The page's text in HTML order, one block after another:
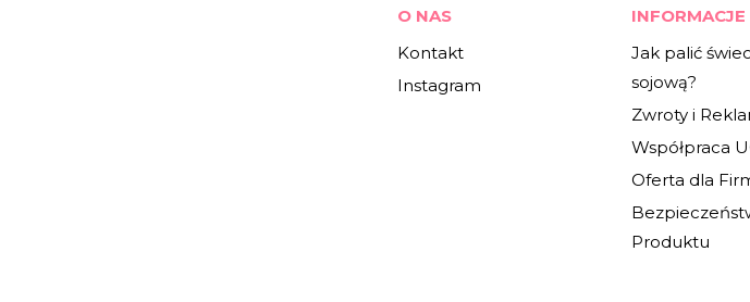
O NAS
Kontakt
Instagram
INFORMACJE
Jak palić
sojową?
Zwroty i
Współpraca
Oferta dla
Produktu